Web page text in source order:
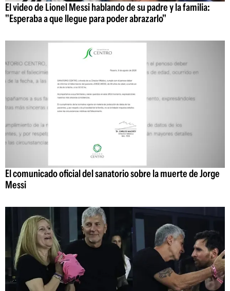
El video de Lionel Messi hablando de su padre y la familia:
"Esperaba a que llegue para poder abrazarlo"
El comunicado oficial del sanatorio sobre la muerte de Jorge
Messi